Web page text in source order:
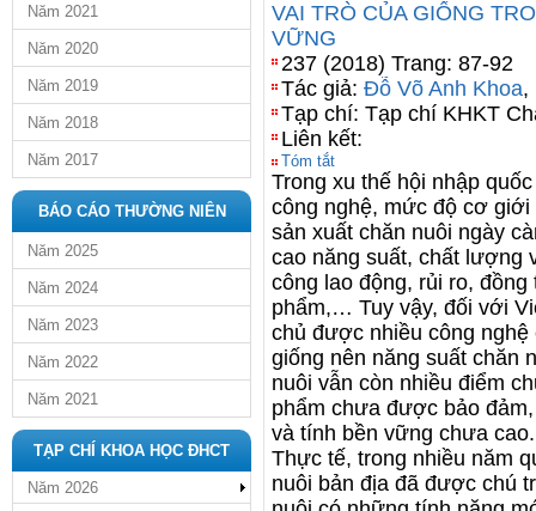
Năm 2021
Năm 2020
Năm 2019
Năm 2018
Năm 2017
BÁO CÁO THƯỜNG NIÊN
Năm 2025
Năm 2024
Năm 2023
Năm 2022
Năm 2021
TẠP CHÍ KHOA HỌC ĐHCT
Năm 2026
VAI TRÒ CỦA GIỐNG
VỮNG
237 (2018) Trang: 87-92
Tác giả: Đỗ Võ Anh Khoa,
Tạp chí: Tạp chí KHKT
Liên kết:
Tóm tắt
Trong xu thế hội nhập
công nghệ, mức độ cơ
sản xuất chăn nuôi ngày
cao năng suất, chất lượng
công lao động, rủi ro,
phẩm,… Tuy vậy, đối với
chủ được nhiều công nghệ
giống nên năng suất chăn
nuôi vẫn còn nhiều điểm
phẩm chưa được bảo
và tính bền vững chưa cao.
Thực tế, trong nhiều năm
nuôi bản địa đã được chú